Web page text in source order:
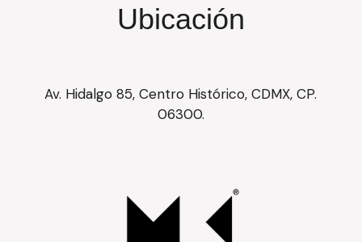
Ubicación
Av. Hidalgo 85, Centro Histórico, CDMX, CP.
06300.